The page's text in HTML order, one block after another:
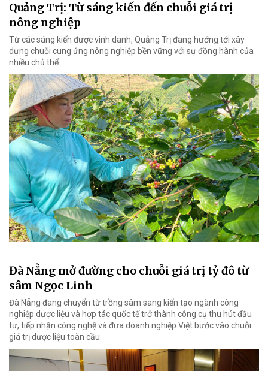
Quảng Trị: Từ sáng kiến đến chuỗi giá trị
nông nghiệp
Từ các sáng kiến được vinh danh, Quảng Trị đang hướng tới xây
dựng chuỗi cung ứng nông nghiệp bền vững với sự đồng hành của
nhiều chủ thể.
Đà Nẵng mở đường cho chuỗi giá trị tỷ đô từ
sâm Ngọc Linh
Đà Nẵng đang chuyển từ trồng sâm sang kiến tạo ngành công
nghiệp dược liệu và hợp tác quốc tế trở thành công cụ thu hút đầu
tư, tiếp nhận công nghệ và đưa doanh nghiệp Việt bước vào chuỗi
giá trị dược liệu toàn cầu.